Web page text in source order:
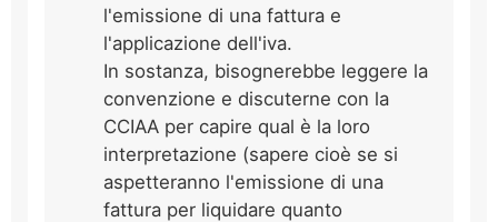
l'emissione di una fattura e
l'applicazione dell'iva.
In sostanza, bisognerebbe leggere la
convenzione e discuterne con la
CCIAA per capire qual è la loro
interpretazione (sapere cioè se si
aspetteranno l'emissione di una
fattura per liquidare quanto